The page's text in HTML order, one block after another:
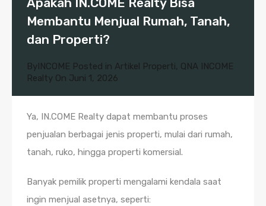
Membantu Menjual Rumah, Tanah,
dan Properti?
ByINCOME Posted in Artikel Properti, QNA INCOME
Realty On Juni 1, 2026
Ya, IN.COME Realty dapat membantu proses
penjualan berbagai jenis properti, mulai dari rumah,
tanah, ruko, hingga properti komersial.
Banyak pemilik properti mengalami kendala saat
ingin menjual asetnya, seperti: